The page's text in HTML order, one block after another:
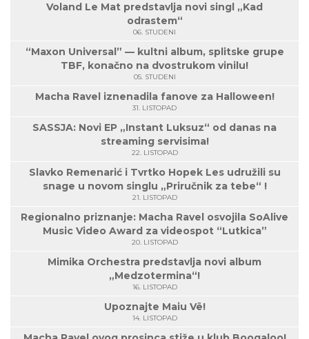
Voland Le Mat predstavlja novi singl „Kad
odrastem“
06. STUDENI
“Maxon Universal” — kultni album, splitske grupe
TBF, konačno na dvostrukom vinilu!
05. STUDENI
Macha Ravel iznenadila fanove za Halloween!
31. LISTOPAD
SASSJA: Novi EP „Instant Luksuz“ od danas na
streaming servisima!
22. LISTOPAD
Slavko Remenarić i Tvrtko Hopek Les udružili su
snage u novom singlu „Priručnik za tebe“ !
21. LISTOPAD
Regionalno priznanje: Macha Ravel osvojila SoAlive
Music Video Award za videospot “Lutkica”
20. LISTOPAD
Mimika Orchestra predstavlja novi album
„Medzotermina“!
16. LISTOPAD
Upoznajte Maiu Vë!
14. LISTOPAD